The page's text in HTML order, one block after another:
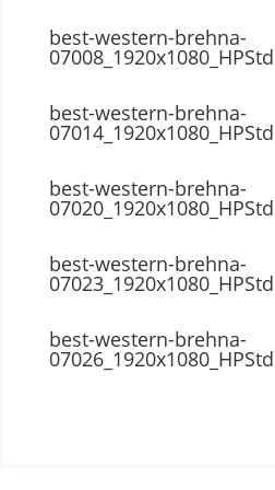
best-western-brehna-
07008_1920x1080_HPStd
best-western-brehna-
07014_1920x1080_HPStd
best-western-brehna-
07020_1920x1080_HPStd
best-western-brehna-
07023_1920x1080_HPStd
best-western-brehna-
07026_1920x1080_HPStd